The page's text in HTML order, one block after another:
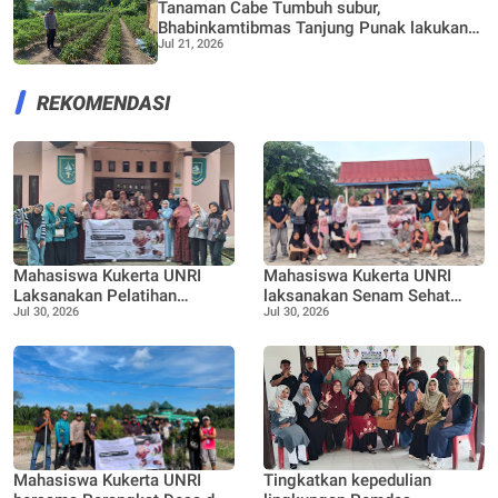
Tanaman Cabe Tumbuh subur,
Bhabinkamtibmas Tanjung Punak lakukan
perawatan bersama Petani
Jul 21, 2026
REKOMENDASI
Mahasiswa Kukerta UNRI
Laksanakan Pelatihan
Pemanfaatan Minyak
Aromaterapi bersama Tim
Penggerak PKK Pangkalan
Nyirih
Jul 30, 2026
Mahasiswa Kukerta UNRI
laksanakan Senam Sehat
bersama Ibu ibu dan Remaja
Jul 30, 2026
Mahasiswa Kukerta UNRI
Tingkatkan kepedulian